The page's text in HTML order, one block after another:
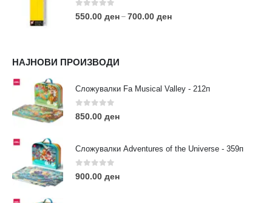
0out of 5
550.00 ден – 700.00 ден
НАЈНОВИ ПРОИЗВОДИ
Сложувалки Fa Musical Valley - 212п
0out of 5
850.00 ден
Сложувалки Adventures of the Universe - 359п
0out of 5
900.00 ден
АДРЕСА:
ул. 3та Македонска Бригада бр.46
ТЕЛЕФОН:
0038977640534
contact@moehobi.mk
РАБОТНО ВРЕМЕ:
Пон - Саб / 09:00 - 21:00